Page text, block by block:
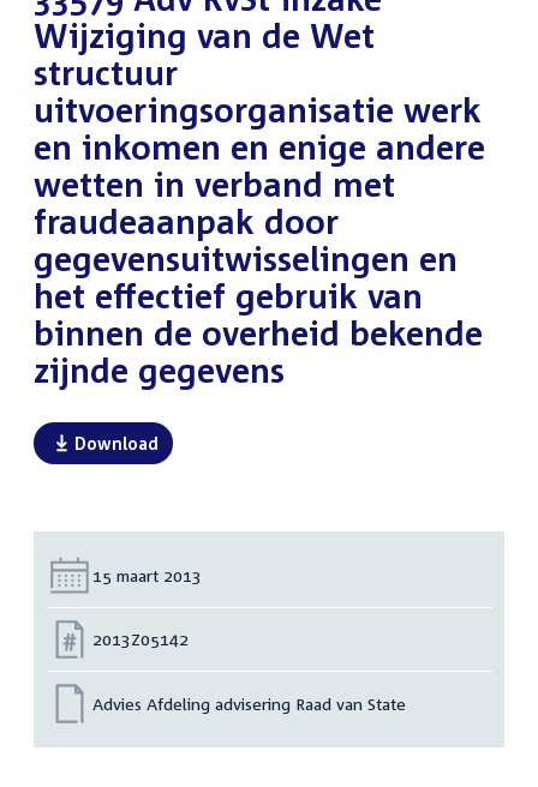
Wijziging van de Wet
structuur
uitvoeringsorganisatie werk
en inkomen en enige andere
wetten in verband met
fraudeaanpak door
gegevensuitwisselingen en
het effectief gebruik van
binnen de overheid bekende
zijnde gegevens
Download
Datum:
15 maart 2013
Nummer:
2013Z05142
Advies Afdeling advisering Raad van State